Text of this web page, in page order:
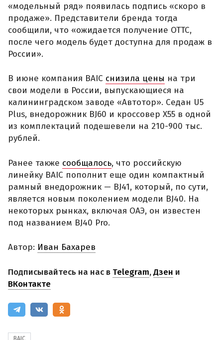
«модельный ряд» появилась подпись «скоро в
продаже». Представители бренда тогда
сообщили, что «ожидается получение ОТТС,
после чего модель будет доступна для продаж в
России».
В июне компания BAIC снизила цены на три
свои модели в России, выпускающиеся на
калининградском заводе «Автотор». Седан U5
Plus, внедорожник BJ60 и кроссовер X55 в одной
из комплектаций подешевели на 210-900 тыс.
рублей.
Ранее также сообщалось, что российскую
линейку BAIC пополнит еще один компактный
рамный внедорожник — BJ41, который, по сути,
является новым поколением модели BJ40. На
некоторых рынках, включая ОАЭ, он известен
под названием BJ40 Pro.
Автор: Иван Бахарев
Подписывайтесь на нас в Telegram,Дзен и
ВКонтакте
BAIC